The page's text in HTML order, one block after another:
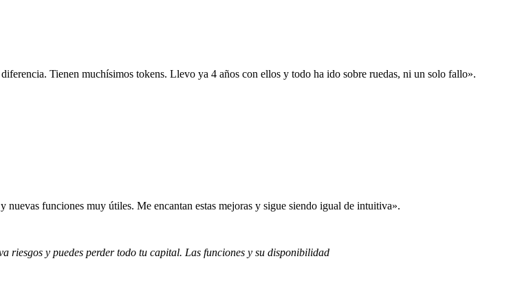
Tienen muchísimos tokens. Llevo ya 4 años con ellos y todo ha ido sobre ruedas, ni un solo fallo».
funciones muy útiles. Me encantan estas mejoras y sigue siendo igual de intuitiva».
riesgos y puedes perder todo tu capital. Las funciones y su disponibilidad